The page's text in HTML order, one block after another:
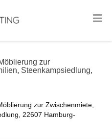
zur
Steenkampsiedlung,
zur Zwischenmiete,
22607 Hamburg-